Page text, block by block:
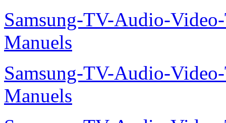
Samsung-TV-Audio-
Manuels
Samsung-TV-Audio-
Manuels